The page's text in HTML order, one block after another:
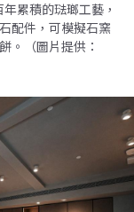
累積的琺瑯工藝，
配件，可模擬石窯
。（圖片提供：